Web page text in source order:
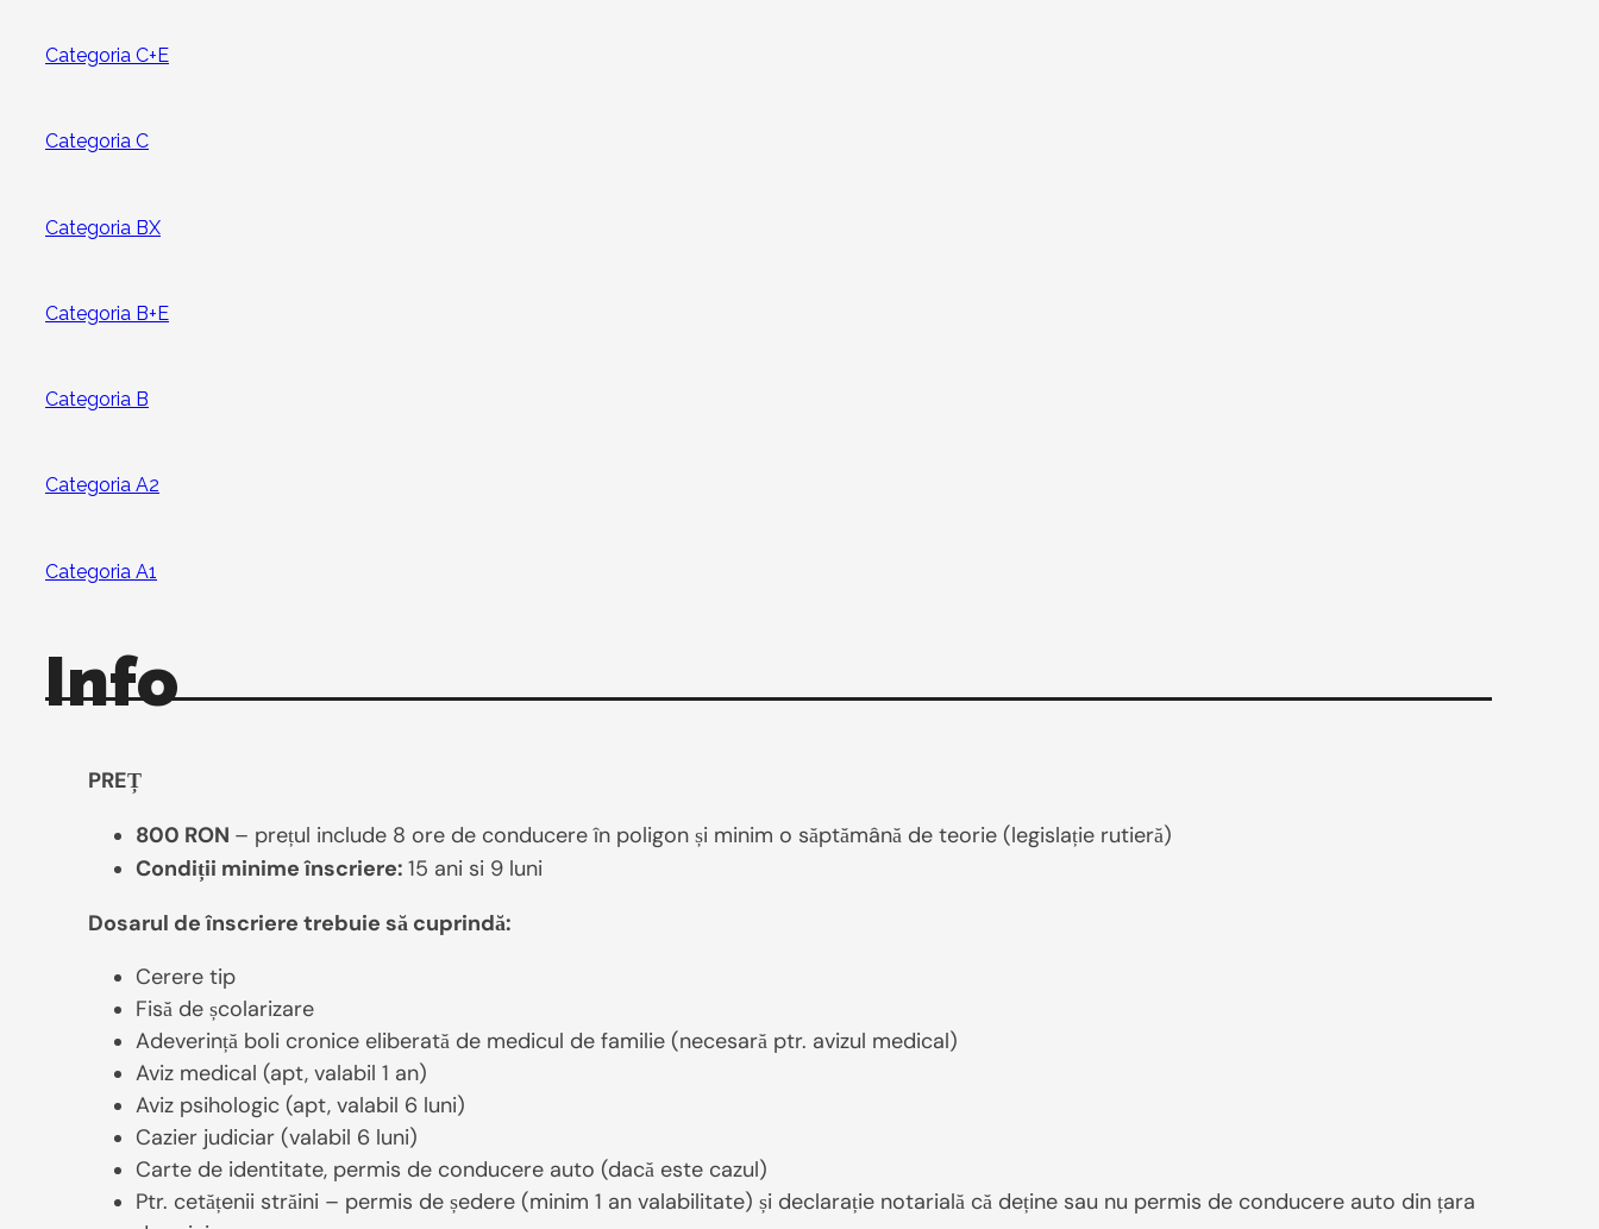
Categoria C+E
Categoria C
Categoria BX
Categoria B+E
Categoria B
Categoria A2
Categoria A1
Info
PREȚ
800 RON – prețul include 8 ore de conducere în poligon și minim o săptămână de teorie (legislație rutieră)
Condiții minime înscriere: 15 ani si 9 luni
Dosarul de înscriere trebuie să cuprindă:
Cerere tip
Fisă de școlarizare
Adeverință boli cronice eliberată de medicul de familie (necesară ptr. avizul medical)
Aviz medical (apt, valabil 1 an)
Aviz psihologic (apt, valabil 6 luni)
Cazier judiciar (valabil 6 luni)
Carte de identitate, permis de conducere auto (dacă este cazul)
Ptr. cetățenii străini – permis de ședere (minim 1 an valabilitate) și declarație notarială că deține sau nu permis de conducere auto din țara